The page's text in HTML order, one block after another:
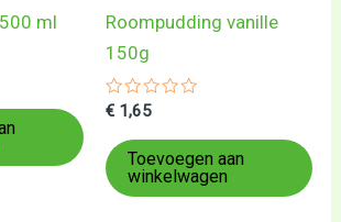
ml
Roompudding vanille
150g
Gewaardeerd
uit
5
€ 1,65
Toevoegen aan
winkelwagen